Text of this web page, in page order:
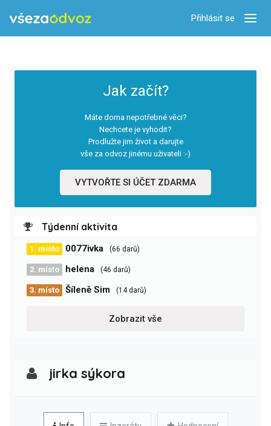
Přihlásit se
Jak začít?
Máte doma nepotřebné věci?
Nechcete je vyhodit?
Prodlužte jim život a darujte
vše za odvoz jinému uživateli :-)
VYTVOŘTE SI ÚČET ZDARMA
Týdenní aktivita
1. místo 0077ivka (66 darů)
2. místo helena (46 darů)
3. místo Šíleně Sim (14 darů)
Zobrazit vše
jirka sýkora